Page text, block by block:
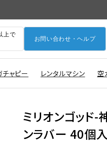
上で
お問い合わせ・ヘルプ
チャピー レンタルマシン 空
ミリオンゴッド
ンラバー 40個